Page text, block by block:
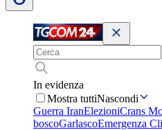
In evidenza
Mostra tuttiNascondi
Guerra IranElezioniCrans
boscoGarlascoEmergenza